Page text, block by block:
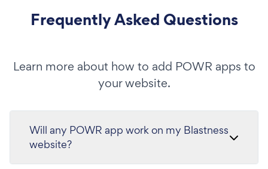
Frequently Asked Questions
Learn more about how to add POWR apps to
your website.
Will any POWR app work on my Blastness
website?